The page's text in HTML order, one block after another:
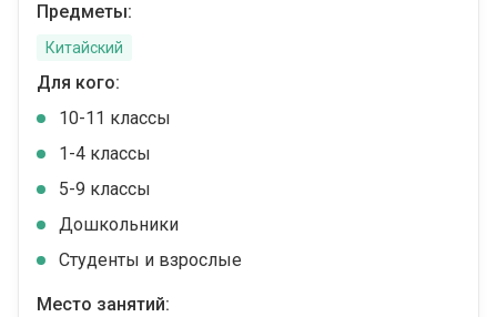
Предметы:
Китайский
Для кого:
10-11 классы
1-4 классы
5-9 классы
Дошкольники
Студенты и взрослые
Место занятий: